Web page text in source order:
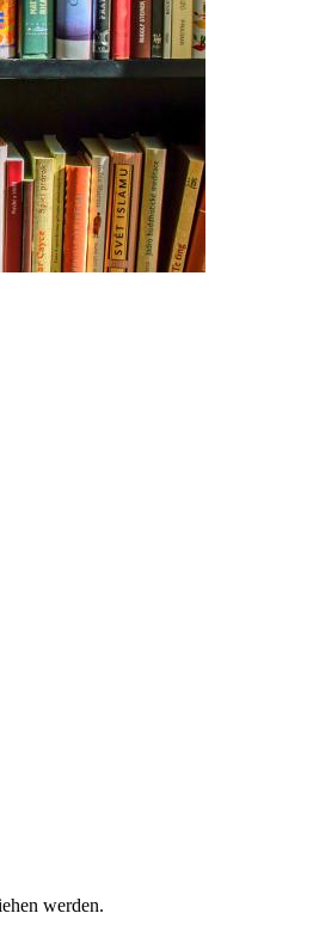
werden.